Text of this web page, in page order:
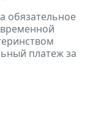
обязательное
платеж за